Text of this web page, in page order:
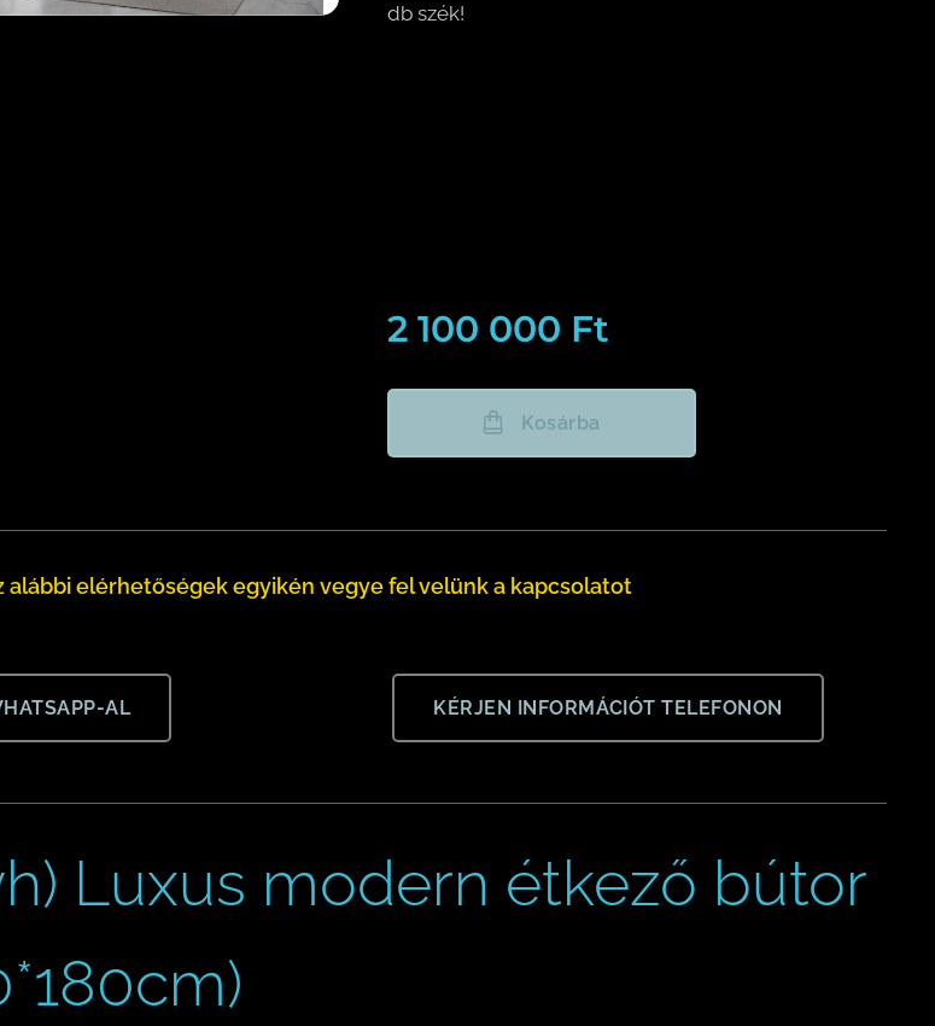
db szék!
2 100 000 Ft
Kosárba
alábbi elérhetőségek egyikén vegye fel velünk a kapcsolatot
AL KÉRJEN INFORMÁCIÓT TELEFONON
Luxus modern étkező bútor